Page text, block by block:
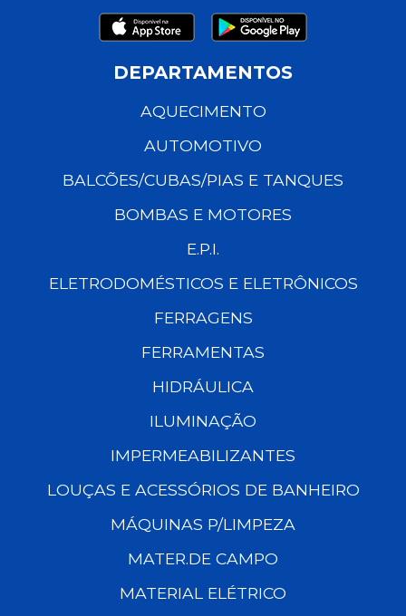
DEPARTAMENTOS
AQUECIMENTO
AUTOMOTIVO
BALCÕES/CUBAS/PIAS E TANQUES
BOMBAS E MOTORES
E.P.I.
ELETRODOMÉSTICOS E ELETRÔNICOS
FERRAGENS
FERRAMENTAS
HIDRÁULICA
ILUMINAÇÃO
IMPERMEABILIZANTES
LOUÇAS E ACESSÓRIOS DE BANHEIRO
MÁQUINAS P/LIMPEZA
MATER.DE CAMPO
MATERIAL ELÉTRICO